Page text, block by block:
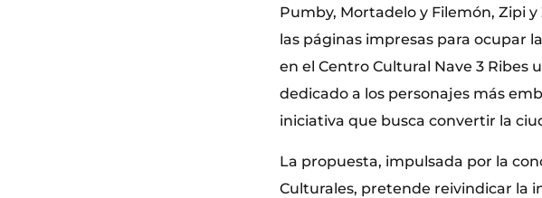
Pumby, Mortadelo y Filemón, Zipi
las páginas impresas para ocupar
en el Centro Cultural Nave 3
dedicado a los personajes más
iniciativa que busca convertir la
La propuesta, impulsada por la
Culturales, pretende reivindicar la